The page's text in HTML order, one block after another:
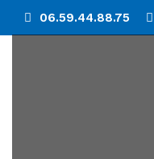
06.59.44.88.75